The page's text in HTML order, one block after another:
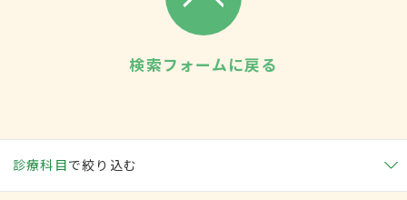
検索フォームに戻る
診療科目で絞り込む